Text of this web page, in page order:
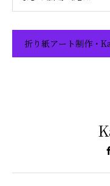
折り紙アート制作・